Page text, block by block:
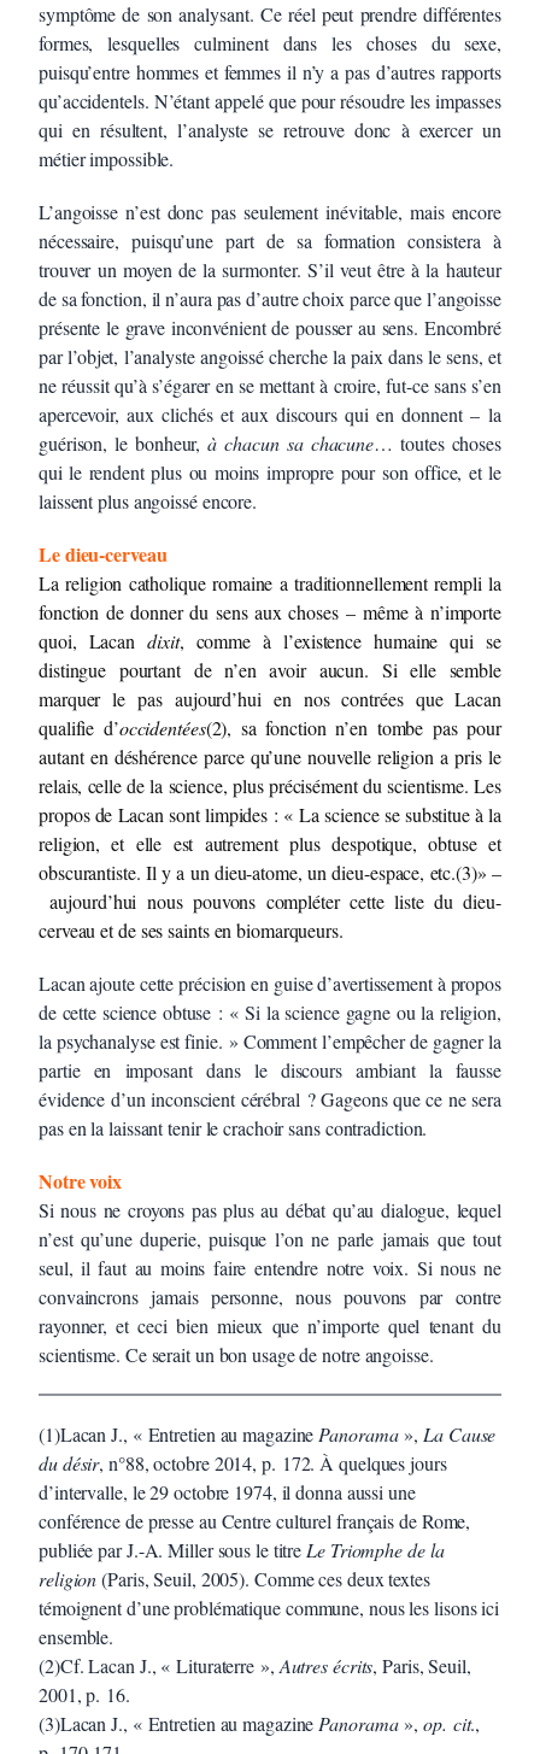
symptôme de son analysant. Ce réel peut prendre différentes
formes, lesquelles culminent dans les choses du sexe,
puisqu’entre hommes et femmes il n’y a pas d’autres rapports
qu’accidentels. N’étant appelé que pour résoudre les impasses
qui en résultent, l’analyste se retrouve donc à exercer un
métier impossible.
L’angoisse n’est donc pas seulement inévitable, mais encore
nécessaire, puisqu’une part de sa formation consistera à
trouver un moyen de la surmonter. S’il veut être à la hauteur
de sa fonction, il n’aura pas d’autre choix parce que l’angoisse
présente le grave inconvénient de pousser au sens. Encombré
par l’objet, l’analyste angoissé cherche la paix dans le sens, et
ne réussit qu’à s’égarer en se mettant à croire, fut-ce sans s’en
apercevoir, aux clichés et aux discours qui en donnent – la
guérison, le bonheur,à chacun sa chacune… toutes choses
qui le rendent plus ou moins impropre pour son office, et le
laissent plus angoissé encore.
Le dieu-cerveau
La religion catholique romaine a traditionnellement rempli la
fonction de donner du sens aux choses – même à n’importe
quoi, Lacandixit, comme à l’existence humaine qui se
distingue pourtant de n’en avoir aucun. Si elle semble
marquer le pas aujourd’hui en nos contrées que Lacan
qualifie d’occidentées(2), sa fonction n’en tombe pas pour
autant en déshérence parce qu’une nouvelle religion a pris le
relais, celle de la science, plus précisément du scientisme. Les
propos de Lacan sont limpides : « La science se substitue à la
religion, et elle est autrement plus despotique, obtuse et
obscurantiste. Il y a un dieu-atome, un dieu-espace, etc.(3)» –
aujourd’hui nous pouvons compléter cette liste du dieu-
cerveau et de ses saints en biomarqueurs.
Lacan ajoute cette précision en guise d’avertissement à propos
de cette science obtuse : « Si la science gagne ou la religion,
la psychanalyse est finie. » Comment l’empêcher de gagner la
partie en imposant dans le discours ambiant la fausse
évidence d’un inconscient cérébral ? Gageons que ce ne sera
pas en la laissant tenir le crachoir sans contradiction.
Notre voix
Si nous ne croyons pas plus au débat qu’au dialogue, lequel
n’est qu’une duperie, puisque l’on ne parle jamais que tout
seul, il faut au moins faire entendre notre voix. Si nous ne
convaincrons jamais personne, nous pouvons par contre
rayonner, et ceci bien mieux que n’importe quel tenant du
scientisme. Ce serait un bon usage de notre angoisse.
(1)Lacan J., « Entretien au magazinePanorama»,La Cause
du désir, n°88, octobre 2014, p. 172. À quelques jours
d’intervalle, le 29 octobre 1974, il donna aussi une
conférence de presse au Centre culturel français de Rome,
publiée par J.-A. Miller sous le titreLe Triomphe de la
religion(Paris, Seuil, 2005). Comme ces deux textes
témoignent d’une problématique commune, nous les lisons ici
ensemble.
(2)Cf. Lacan J., « Lituraterre »,Autres écrits, Paris, Seuil,
2001, p. 16.
(3)Lacan J., « Entretien au magazinePanorama»,op. cit.,